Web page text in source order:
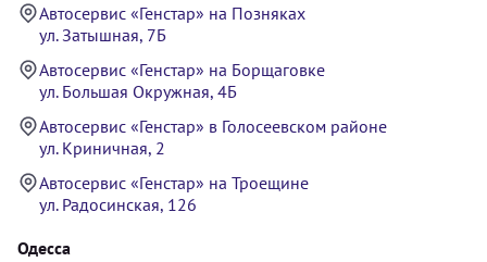
Автосервис «Генстар» на Позняках
ул. Затышная, 7Б
Автосервис «Генстар» на Борщаговке
ул. Большая Окружная, 4Б
Автосервис «Генстар» в Голосеевском районе
ул. Криничная, 2
Автосервис «Генстар» на Троещине
ул. Радосинская, 126
Одесса